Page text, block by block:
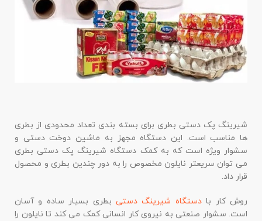
شیرینگ پک دستی بطری برای بسته بندی تعداد محدودی از بطری
ها مناسب است. این دستگاه مجهز به ماشین دوخت دستی و
سشوار ویژه است که به کمک دستگاه شیرینگ پک دستی بطری
می توان سریعتر نایلون مخصوص را به دور چندین بطری و محصول
قرار داد.
روش کار بادستگاه شیرینگ دستی بطری بسیار ساده و آسان
است. سشوار صنعتی به نیروی کار انسانی کمک می کند تا نایلون را